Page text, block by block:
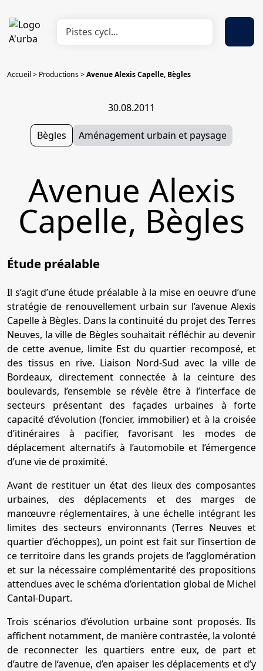
Accueil> Productions>Avenue Alexis Capelle, Bègles
30.08.2011
Bègles Aménagement urbain et paysage
Avenue Alexis
Capelle, Bègles
Étude préalable
Il s’agit d’une étude préalable à la mise en oeuvre d’une
stratégie de renouvellement urbain sur l’avenue Alexis
Capelle à Bègles. Dans la continuité du projet des Terres
Neuves, la ville de Bègles souhaitait réfléchir au devenir
de cette avenue, limite Est du quartier recomposé, et
des tissus en rive. Liaison Nord-Sud avec la ville de
Bordeaux, directement connectée à la ceinture des
boulevards, l’ensemble se révèle être à l’interface de
secteurs présentant des façades urbaines à forte
capacité d’évolution (foncier, immobilier) et à la croisée
d’itinéraires à pacifier, favorisant les modes de
déplacement alternatifs à l’automobile et l’émergence
d’une vie de proximité.
Avant de restituer un état des lieux des composantes
urbaines, des déplacements et des marges de
manœuvre réglementaires, à une échelle intégrant les
limites des secteurs environnants (Terres Neuves et
quartier d’échoppes), un point est fait sur l’insertion de
ce territoire dans les grands projets de l’agglomération
et sur la nécessaire complémentarité des propositions
attendues avec le schéma d’orientation global de Michel
Cantal-Dupart.
Trois scénarios d’évolution urbaine sont proposés. Ils
affichent notamment, de manière contrastée, la volonté
de reconnecter les quartiers entre eux, de part et
d’autre de l‘avenue, d’en apaiser les déplacements et d’y